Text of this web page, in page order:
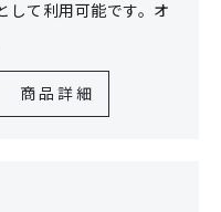
して利用可能です。オ
品詳細